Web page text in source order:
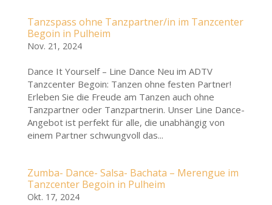
Tanzspass ohne Tanzpartner/in im Tanzcenter
Begoin in Pulheim
Nov. 21, 2024
Dance It Yourself – Line Dance Neu im ADTV
Tanzcenter Begoin: Tanzen ohne festen Partner!
Erleben Sie die Freude am Tanzen auch ohne
Tanzpartner oder Tanzpartnerin. Unser Line Dance-
Angebot ist perfekt für alle, die unabhängig von
einem Partner schwungvoll das...
Zumba- Dance- Salsa- Bachata – Merengue im
Tanzcenter Begoin in Pulheim
Okt. 17, 2024